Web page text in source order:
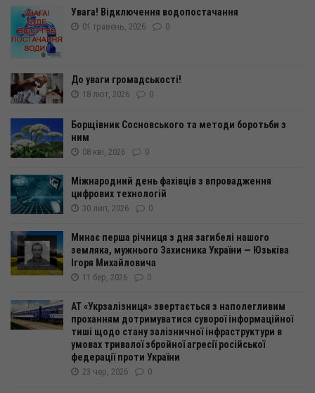
Увага! Відключення водопостачання
01 травень, 2026 0
До уваги громадськості!
18 лют, 2026 0
Борщівник Сосновського та методи боротьби з
ним
08 кві, 2026 0
Міжнародний день фахівців з впровадження
цифрових технологій
30 лип, 2026 0
Минає перша річниця з дня загибелі нашого
земляка, мужнього Захисника України — Юзьківа
Ігоря Михайловича
11 бер, 2026 0
АТ «Укрзалізниця» звертається з наполегливим
проханням дотримуватися суворої інформаційної
тиші щодо стану залізничної інфраструктури в
умовах тривалої збройної агресії російської
федерації проти України
23 чер, 2026 0